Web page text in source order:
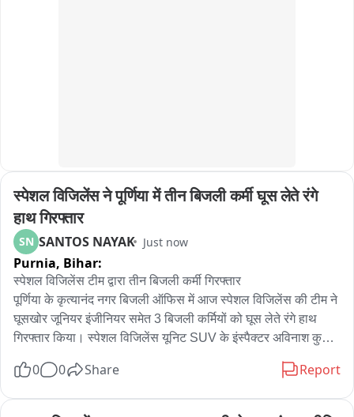
स्पेशल विजिलेंस ने पूर्णिया में तीन बिजली कर्मी घूस लेते रंगे
हाथ गिरफ्तार
SN SANTOS NAYAK Just now
Purnia, Bihar:
स्पेशल विजिलेंस टीम द्वारा तीन बिजली कर्मी गिरफ्तार
पूर्णिया के कृत्यानंद नगर बिजली ऑफिस में आज स्पेशल विजिलेंस की टीम ने
घूसखोर जूनियर इंजीनियर समेत 3 बिजली कर्मियों को घूस लेते रंगे हाथ
गिरफ्तार किया। स्पेशल विजिलेंस यूनिट SUV के इंस्पैक्टर अविनाश कुमार
आवेदन दिया था कि उनसे घरेलू विद्युत कनेक्शन लगाने के लिए बिजली
नगर के बिजली विभाग कार्यालय में वे लोग पहुंचे। जहां राजेश कुमार साह ने
0 0 Share Report